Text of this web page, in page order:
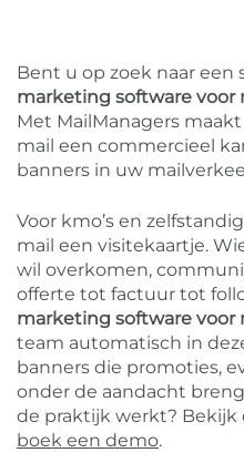
Bent u op zoek naar een
marketing software voor
Met MailManagers
mail een commercieel
banners in uw
Voor kmo’s en
mail een visitekaartje.
wil overkomen,
offerte tot factuur tot
marketing software voor
team automatisch in
banners die promoties,
onder de aandacht
de praktijk werkt? Bekijk
boek een demo.